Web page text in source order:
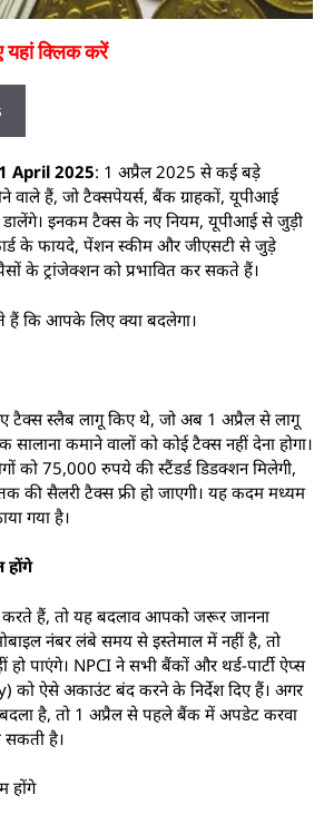
यहां क्लिक करें
April 2025: 1 अप्रैल 2025 से कई बड़े
वाले हैं, जो टैक्सपेयर्स, बैंक ग्राहकों, यूपीआई
इनकम टैक्स के नए नियम, यूपीआई से जुड़ी
के फायदे, पेंशन स्कीम और जीएसटी से जुड़े
के ट्रांजेक्शन को प्रभावित कर सकते हैं।
कि आपके लिए क्या बदलेगा।
टैक्स स्लैब लागू किए थे, जो अब 1 अप्रैल से लागू
कमाने वालों को कोई टैक्स नहीं देना होगा।
को 75,000 रुपये की स्टैंडर्ड डिडक्शन मिलेगी,
सैलरी टैक्स फ्री हो जाएगी। यह कदम मध्यम
गया है।
हैं, तो यह बदलाव आपको जरूर जानना
नंबर लंबे समय से इस्तेमाल में नहीं है, तो
पाएंगे। NPCI ने सभी बैंकों और थर्ड-पार्टी ऐप्स
को ऐसे अकाउंट बंद करने के निर्देश दिए हैं। अगर
है, तो 1 अप्रैल से पहले बैंक में अपडेट करवा
सकती है।
होंगे